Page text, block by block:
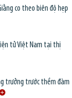
co theo biên độ hẹp
tử Việt Nam tại thị
trưởng trước thềm đàm